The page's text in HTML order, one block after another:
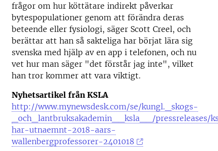
frågor om hur köttätare indirekt påverkar
bytespopulationer genom att förändra deras
beteende eller fysiologi, säger Scott Creel, och
berättar att han så sakteliga har börjat lära sig
svenska med hjälp av en app i telefonen, och nu
vet hur man säger "det förstår jag inte", vilket
han tror kommer att vara viktigt.
Nyhetsartikel från KSLA
http://www.mynewsdesk.com/se/kungl._skogs-
_och_lantbruksakademin__ksla__/pressreleases/
har-utnaemnt-2018-aars-
wallenbergprofessorer-2401018